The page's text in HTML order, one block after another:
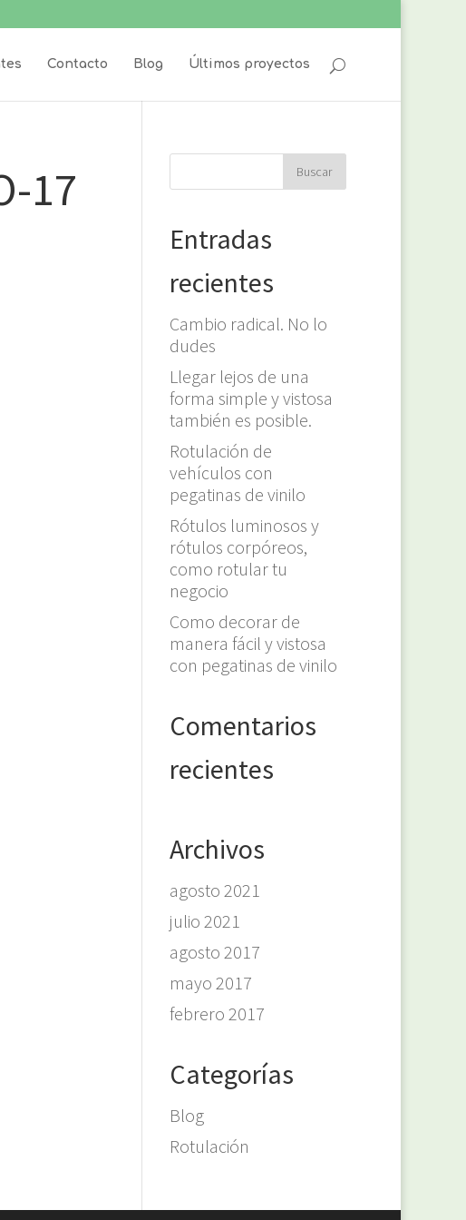
Contacto Blog Últimos proyectos
17
Entradas
recientes
Cambio radical. No lo
dudes
Llegar lejos de una
forma simple y vistosa
también es posible.
Rotulación de
vehículos con
pegatinas de vinilo
Rótulos luminosos y
rótulos corpóreos,
como rotular tu
negocio
Como decorar de
manera fácil y vistosa
con pegatinas de vinilo
Comentarios
recientes
Archivos
agosto 2021
julio 2021
agosto 2017
mayo 2017
febrero 2017
Categorías
Blog
Rotulación